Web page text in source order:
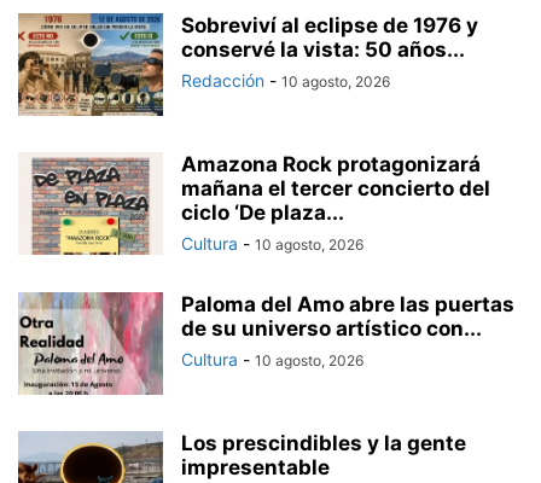
Sobreviví al eclipse de 1976 y
conservé la vista: 50 años...
Redacción - 10 agosto, 2026
Amazona Rock protagonizará
mañana el tercer concierto del
ciclo ‘De plaza...
Cultura - 10 agosto, 2026
Paloma del Amo abre las puertas
de su universo artístico con...
Cultura - 10 agosto, 2026
Los prescindibles y la gente
impresentable